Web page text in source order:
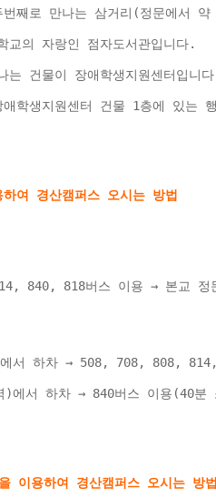
째로 만나는 삼거리(정문에서
교의 자랑인 점자도서관입니다.
는 건물이 장애학생지원센터입니
학생지원센터 건물 1층에 있는
840, 818버스 이용 → 본교
에서 하차 → 508, 708, 808,
)에서 하차 → 840버스 이용(40